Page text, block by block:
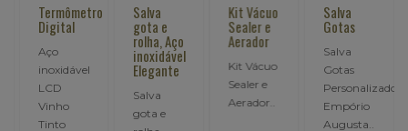
Termômetro
Digital
Aço
inoxidável
LCD
Vinho
Tinto
Salva
gota e
rolha, Aço
inoxidável
Elegante
Salva
gota e
Kit Vácuo
Sealer e
Aerador
Kit Vácuo
Sealer e
Aerador..
Salva
Gotas
Salva
Gotas
Personalizado,
Empório
Augusta..